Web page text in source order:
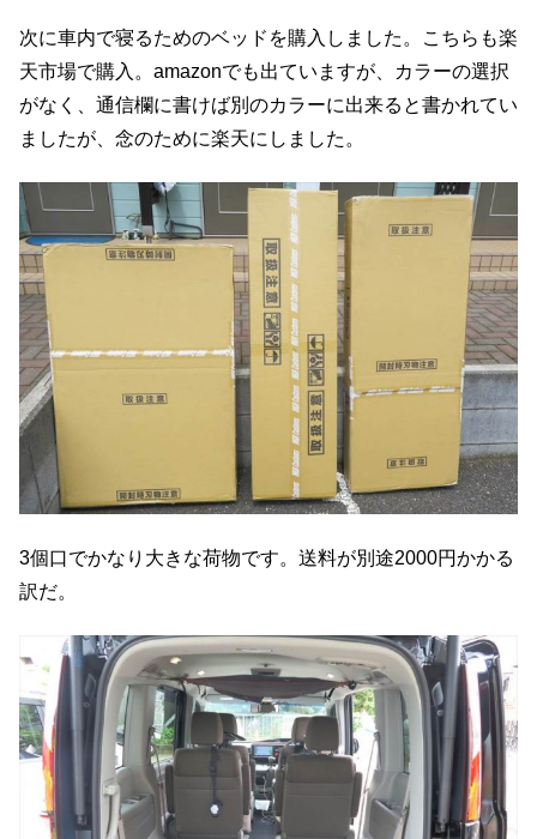
次に車内で寝るためのベッドを購入しました。こちらも楽
天市場で購入。amazonでも出ていますが、カラーの選択
がなく、通信欄に書けば別のカラーに出来ると書かれてい
ましたが、念のために楽天にしました。
3個口でかなり大きな荷物です。送料が別途2000円かかる
訳だ。